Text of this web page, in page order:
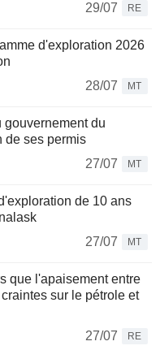
29/07
RE
d'exploration 2026
28/07
MT
du
de ses permis
27/07
MT
de 10 ans
27/07
MT
que l'apaisement entre
sur le pétrole et
27/07
RE